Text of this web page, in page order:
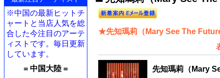
※中国の最新ヒットチ
ャートと当店人気を総
合した今注目のアーテ
ィストです。毎日更新
しています。
= 中国大陸 =
★先知瑪莉（Mary See The
先知瑪莉（Mary